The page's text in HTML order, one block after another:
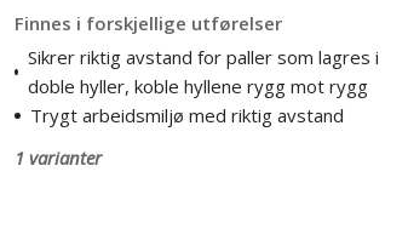
Finnes i forskjellige utførelser
Sikrer riktig avstand for paller som lagres i
doble hyller, koble hyllene rygg mot rygg
Trygt arbeidsmiljø med riktig avstand
1 varianter